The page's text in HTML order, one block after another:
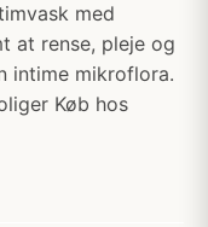
med
at rense, pleje og
intime mikroflora.
Køb hos